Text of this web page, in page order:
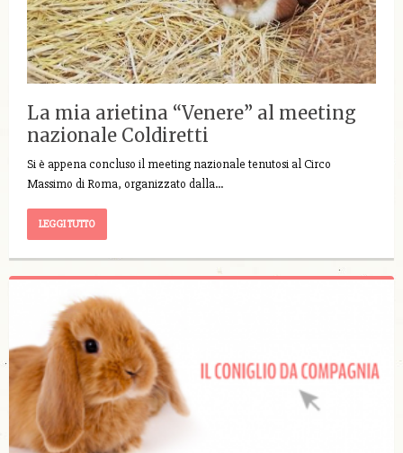
La mia arietina “Venere” al meeting
nazionale Coldiretti
Si è appena concluso il meeting nazionale tenutosi al Circo
Massimo di Roma, organizzato dalla…
LEGGI TUTTO